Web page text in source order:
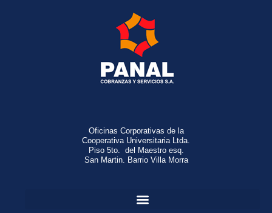
Oficinas Corporativas de la
Cooperativa Universitaria Ltda.
Piso 5to. del Maestro esq.
San Martin. Barrio Villa Morra